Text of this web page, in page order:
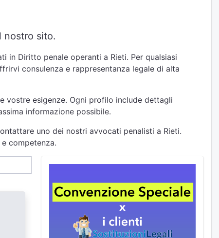
nostro sito.
in Diritto penale operanti a Rieti. Per qualsiasi
consulenza e rappresentanza legale di alta
vostre esigenze. Ogni profilo include dettagli
informazione possibile.
uno dei nostri avvocati penalisti a Rieti.
competenza.